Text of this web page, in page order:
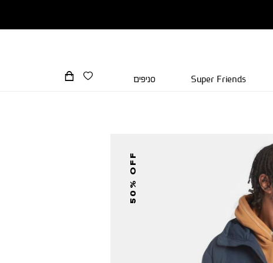
Super Friends סניפים
50% OFF